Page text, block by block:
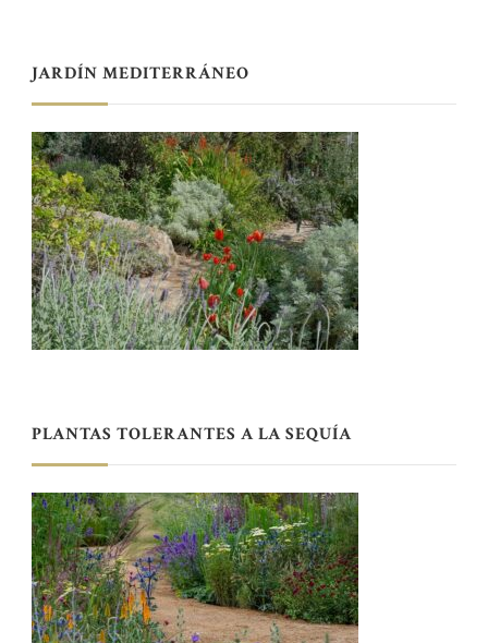
JARDÍN MEDITERRÁNEO
PLANTAS TOLERANTES A LA SEQUÍA